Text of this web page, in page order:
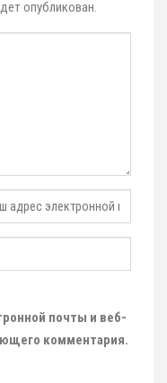
опубликован.
почты и веб-
комментария.